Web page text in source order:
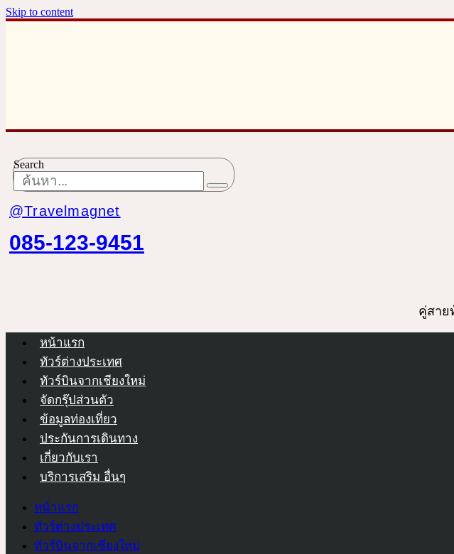
Skip to content
Search
@Travelmagnet
085-123-9451
คู่สาย
หน้าแรก
ทัวร์ต่างประเทศ
ทัวร์บินจากเชียงใหม่
จัดกรุ๊ปส่วนตัว
ข้อมูลท่องเที่ยว
ประกันการเดินทาง
เกี่ยวกับเรา
บริการเสริม อื่นๆ
หน้าแรก
ทัวร์ต่างประเทศ
ทัวร์บินจากเชียงใหม่